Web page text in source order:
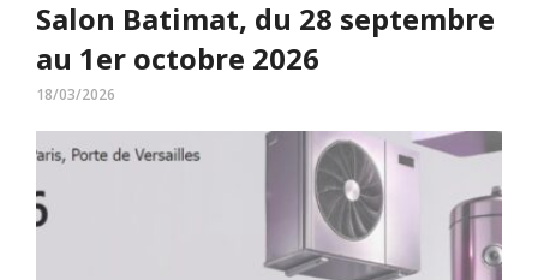
Salon Batimat, du 28 septembre
au 1er octobre 2026
18/03/2026